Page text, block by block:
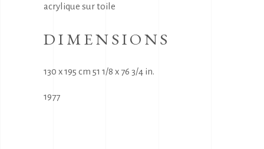
acrylique sur toile
DIMENSIONS
130 x 195 cm 51 1/8 x 76 3/4 in.
1977